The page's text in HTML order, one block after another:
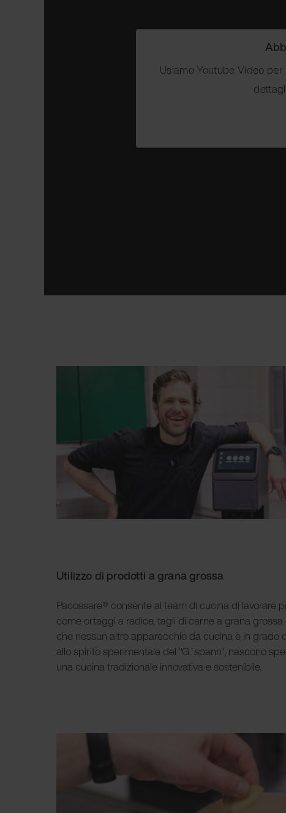
Usiamo Youtube Video
Utilizzo di prodotti a grana grossa
Pacossare® consente al team di cucina di lavorare
come ortaggi a radice, tagli di carne a grana
che nessun altro apparecchio da cucina è in grado
allo spirito sperimentale del "G`spann", nascono
una cucina tradizionale innovativa e sostenibile.